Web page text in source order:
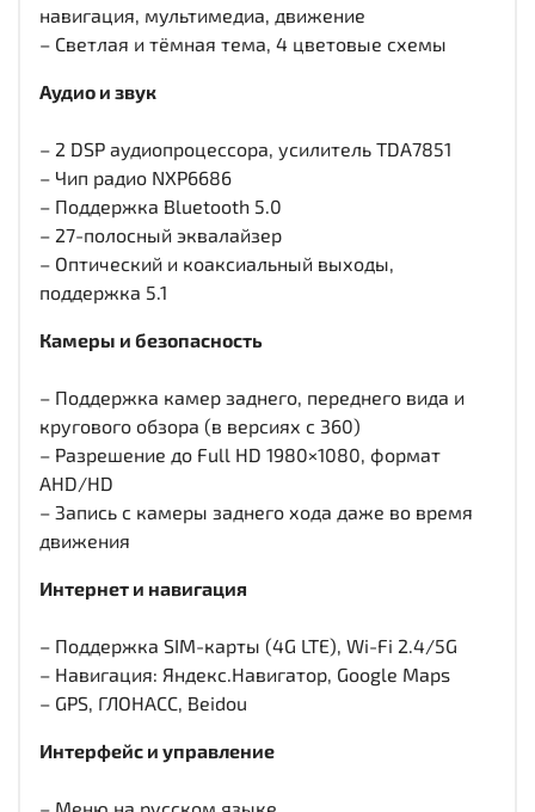
навигация, мультимедиа, движение
– Светлая и тёмная тема, 4 цветовые схемы
Аудио и звук
– 2 DSP аудиопроцессора, усилитель TDA7851
– Чип радио NXP6686
– Поддержка Bluetooth 5.0
– 27-полосный эквалайзер
– Оптический и коаксиальный выходы,
поддержка 5.1
Камеры и безопасность
– Поддержка камер заднего, переднего вида и
кругового обзора (в версиях с 360)
– Разрешение до Full HD 1980×1080, формат
AHD/HD
– Запись с камеры заднего хода даже во время
движения
Интернет и навигация
– Поддержка SIM-карты (4G LTE), Wi-Fi 2.4/5G
– Навигация: Яндекс.Навигатор, Google Maps
– GPS, ГЛОНАСС, Beidou
Интерфейс и управление